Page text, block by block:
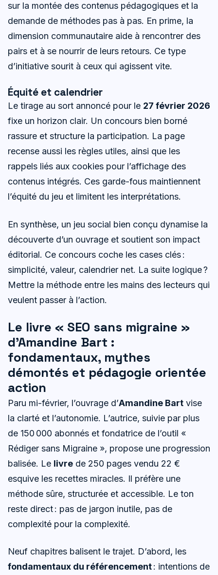
sur la montée des contenus pédagogiques et la
demande de méthodes pas à pas. En prime, la
dimension communautaire aide à rencontrer des
pairs et à se nourrir de leurs retours. Ce type
d’initiative sourit à ceux qui agissent vite.
Équité et calendrier
Le tirage au sort annoncé pour le 27 février 2026
fixe un horizon clair. Un concours bien borné
rassure et structure la participation. La page
recense aussi les règles utiles, ainsi que les
rappels liés aux cookies pour l’affichage des
contenus intégrés. Ces garde-fous maintiennent
l’équité du jeu et limitent les interprétations.
En synthèse, un jeu social bien conçu dynamise la
découverte d’un ouvrage et soutient son impact
éditorial. Ce concours coche les cases clés :
simplicité, valeur, calendrier net. La suite logique ?
Mettre la méthode entre les mains des lecteurs qui
veulent passer à l’action.
Le livre « SEO sans migraine »
d’Amandine Bart :
fondamentaux, mythes
démontés et pédagogie orientée
action
Paru mi-février, l’ouvrage d’Amandine Bart vise
la clarté et l’autonomie. L’autrice, suivie par plus
de 150 000 abonnés et fondatrice de l’outil «
Rédiger sans Migraine », propose une progression
balisée. Le livre de 250 pages vendu 22 €
esquive les recettes miracles. Il préfère une
méthode sûre, structurée et accessible. Le ton
reste direct : pas de jargon inutile, pas de
complexité pour la complexité.
Neuf chapitres balisent le trajet. D’abord, les
fondamentaux du référencement: intentions de